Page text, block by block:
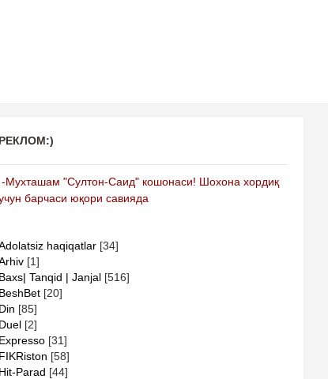
РЕКЛОМ:)
-Мухташам "Султон-Саид" кошонаси! Шохона хордиқ
барчаси юқори савияда
haqiqatlar [34]
[1]
Baxs| Tanqid | Janjal [516]
BeshBet [20]
Din [85]
Duel [2]
Expresso [31]
FIKRiston [58]
Hit-Parad [44]